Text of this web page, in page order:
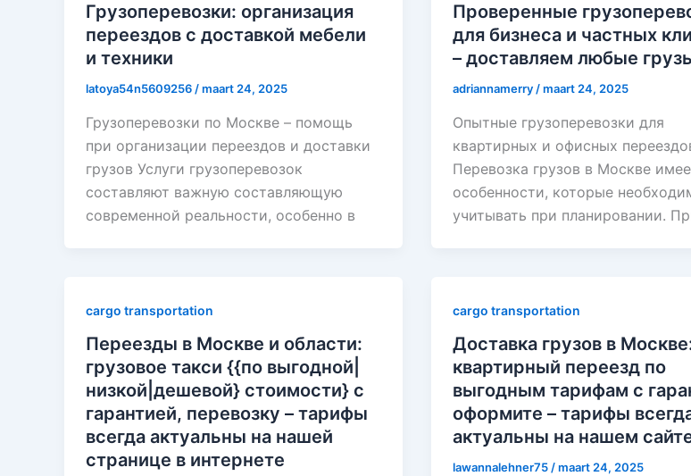
Грузоперевозки: организация
переездов с доставкой мебели
и техники
latoya54n5609256 /maart 24, 2025
Грузоперевозки по Москве – помощь
при организации переездов и доставки
грузов Услуги грузоперевозок
составляют важную составляющую
современной реальности, особенно в
Проверенные
для бизнеса и частных
– доставляем любые
adriannamerry /maart 24, 2025
Опытные грузоперевозки для
квартирных и офисных
Перевозка грузов в Москве
особенности, которые
учитывать при планировании.
cargo transportation
Переезды в Москве и области:
грузовое такси {{по выгодной|
низкой|дешевой} стоимости} с
гарантией, перевозку – тарифы
всегда актуальны на нашей
странице в интернете
cargo transportation
Доставка грузов в
квартирный переезд по
выгодным тарифам с
оформите – тарифы
актуальны на нашем
lawannalehner75/maart 24, 2025